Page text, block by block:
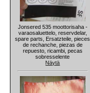
Jonsered 535 moottorisaha -
varaosaluettelo, reservdelar,
spare parts, Ersatzteile, pieces
de rechanche, piezas de
repuesto, ricambi, pecas
sobresselente
Näytä